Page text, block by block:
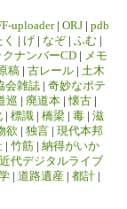
uploader| ORJ | pdb
| げ | なぞ| ふむ |
クナンバーCD | メモ
稿 | 古レール | 土木
会雑誌 | 奇妙なポテ
巡 | 廃道本 |懐古 |
| 標識 | 橋梁 | 毒 | 滋
欲 | 独言 | 現代本邦
| 竹筋 | 納得がいか
近代デジタルライブ
| 道路遺産 | 都計 |